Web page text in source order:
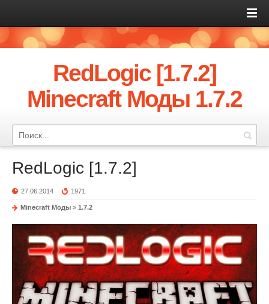
RedLogic [1.7.2]
Minecraft Моды 1.7.2
RedLogic [1.7.2]
27.06.2014 1971
Minecraft Моды » 1.7.2